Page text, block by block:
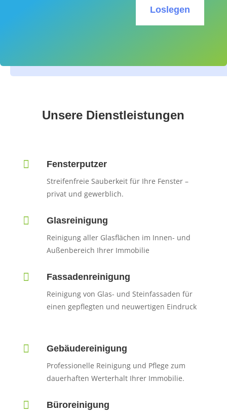
Loslegen
Unsere Dienstleistungen
 Fensterputzer
Streifenfreie Sauberkeit für Ihre Fenster –
privat und gewerblich.
 Glasreinigung
Reinigung aller Glasflächen im Innen- und
Außenbereich Ihrer Immobilie
 Fassadenreinigung
Reinigung von Glas- und Steinfassaden für
einen gepflegten und neuwertigen Eindruck
 Gebäudereinigung
Professionelle Reinigung und Pflege zum
dauerhaften Werterhalt Ihrer Immobilie.
 Büroreinigung